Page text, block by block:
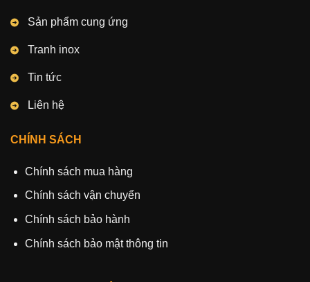
Sản phẩm cung ứng
Tranh inox
Tin tức
Liên hệ
CHÍNH SÁCH
Chính sách mua hàng
Chính sách vận chuyển
Chính sách bảo hành
Chính sách bảo mật thông tin